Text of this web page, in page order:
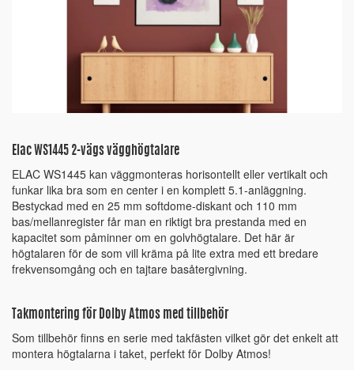
Elac WS1445 2-vägs vägghögtalare
ELAC WS1445 kan väggmonteras horisontellt eller vertikalt och
funkar lika bra som en center i en komplett 5.1-anläggning.
Bestyckad med en 25 mm softdome-diskant och 110 mm
bas/mellanregister får man en riktigt bra prestanda med en
kapacitet som påminner om en golvhögtalare. Det här är
högtalaren för de som vill kräma på lite extra med ett bredare
frekvensomgång och en tajtare basåtergivning.
Takmontering för Dolby Atmos med tillbehör
Som tillbehör finns en serie med takfästen vilket gör det enkelt att
montera högtalarna i taket, perfekt för Dolby Atmos!